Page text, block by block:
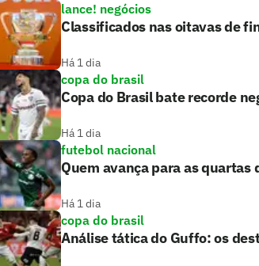
lance! negócios
Classificados nas oitavas de
Há 1 dia
copa do brasil
Copa do Brasil bate recorde
Há 1 dia
futebol nacional
Quem avança para as quartas
Há 1 dia
copa do brasil
Análise tática do Guffo: os